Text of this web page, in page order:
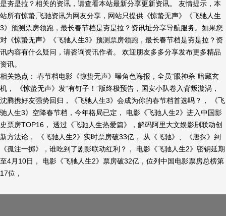
是夯是拉？相关的资讯，请查看本站最新分享更新资讯。 友情提示，本
站所有惊蛰,飞驰资讯为网友分享，网站只提供《惊蛰无声》《飞驰人生
3》预测票房领跑，最长春节档是夯是拉？资讯址分享导航服务。如果您
对《惊蛰无声》《飞驰人生3》预测票房领跑，最长春节档是夯是拉？资
讯内容有什么疑问，请咨询资讯作者。 欢迎朋友多多分享发布更多精品
资讯。
相关热点： 春节档电影《惊蛰无声》曝角色海报，全员“眼神杀”暗藏玄
机， 《惊蛰无声》发“有钉子！”版终极预告，国安小队卷入背叛漩涡，
沈腾携好友强势回归，《飞驰人生3》会成为你的春节档首选吗？， 《飞
驰人生3》空降春节档，今年格局已定， 电影《飞驰人生2》进入中国影
史票房TOP16， 透过《飞驰人生热爱篇》，解码阿里大文娱影剧联动创
新方法论， 《飞驰人生2》实时票房破33亿， 从《飞驰》、《唐探》到
《孤注一掷》，谁吃到了剧影联动红利？， 电影《飞驰人生2》密钥延期
至4月10日， 电影《飞驰人生2》票房破32亿，位列中国电影票房总榜第
17位，